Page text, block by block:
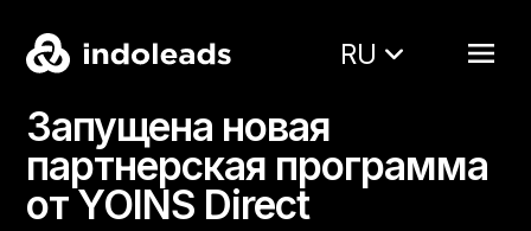
RU
Запущена новая
партнерская программа
от YOINS Direct